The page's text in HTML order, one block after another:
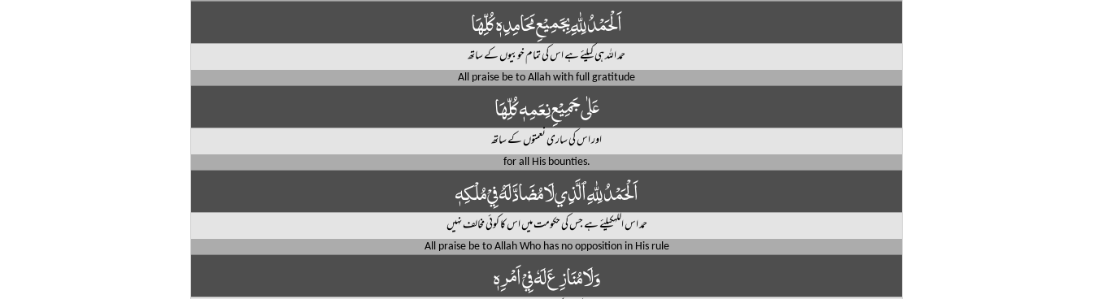
اَلْحَمْدُ لِلّٰهِ بِجَمِيْعِ مَحَامِدِهٖ كُلِّهَا
حمد اللہ ہی کیلئے ہے اس کی تمام خوبیوں کے ساتھ
All praise be to Allah with full gratitude
عَلٰى جَمِيْعِ نِعَمِهٖ كُلِّهَا
اور اس کی ساری نعمتوں کے ساتھ
for all His bounties.
اَلْحَمْدُ لِلّٰهِ ٱلَّذِي لَا مُضَادَّ لَهُ فِيْ مُلْكِهٖ
حمد اس اللہکیلئے ہے جس کی حکومت میں اس کا کوئی مخالف نہیں
All praise be to Allah Who has no opposition in His rule
وَلَا مُنَازِعَ لَهٗ فِيْ اَمْرِهٖ